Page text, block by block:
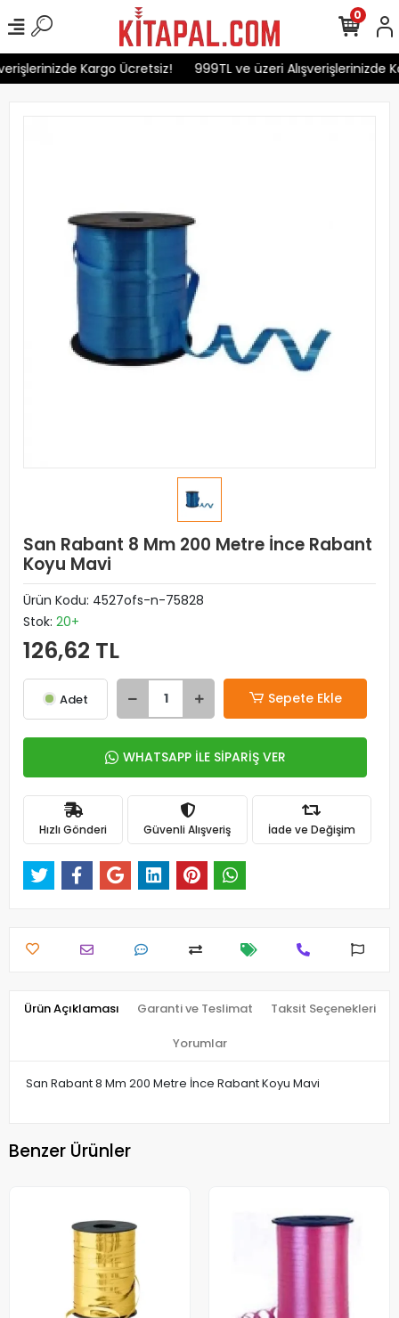
Kargo Ücretsiz! 999TL ve üzeri Alışverişlerinizde
0
San Rabant 8 Mm 200 Metre İnce Rabant
Koyu Mavi
Ürün Kodu: 4527ofs-n-75828
Stok: 20+
126,62 TL
Adet Sepete Ekle
WHATSAPP İLE SİPARİŞ VER
Hızlı Gönderi Güvenli Alışveriş İade ve Değişim
Ürün Açıklaması Garanti ve Teslimat Taksit Seçenekleri
Yorumlar
San Rabant 8 Mm 200 Metre İnce Rabant Koyu Mavi
Benzer Ürünler